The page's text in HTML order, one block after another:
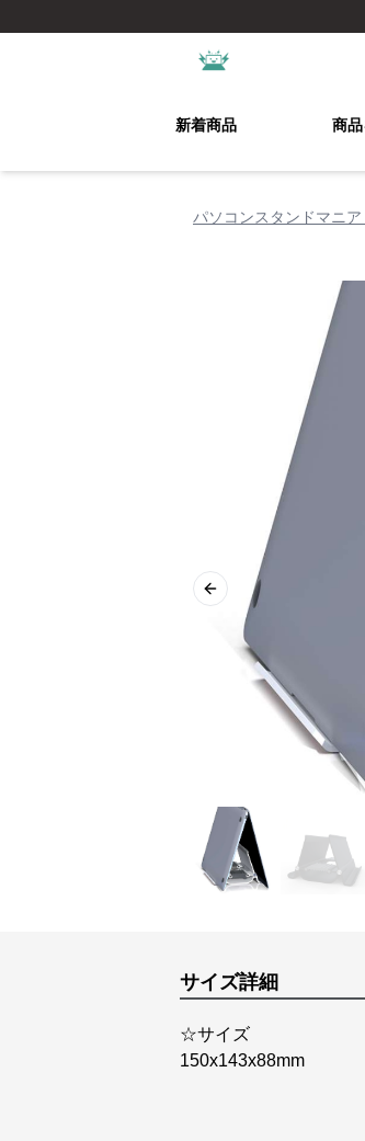
新着商品 商
パソコンスタンドマニ
Previous slide
サイズ詳細
☆サイズ
150x143x88mm